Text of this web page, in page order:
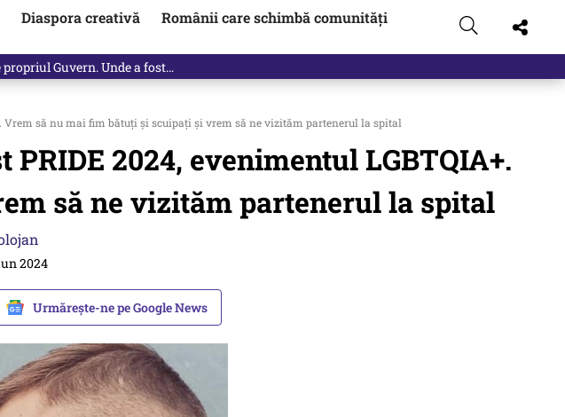
Diaspora creativă
Românii care schimbă comunități
Vrem să nu mai fim bătuți și scuipați și vrem să ne vizităm partenerul la spital
2024, evenimentul LGBTQIA+.
să ne vizităm partenerul la spital
2024
Urmărește-ne pe Google News